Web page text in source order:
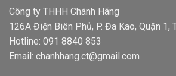
Công ty THHH Chánh Hãng
126A Điện Biên Phủ, P. Đa Kao, Quận 1,
Hotline: 091 8840 853
Email: chanhhang.ct@gmail.com